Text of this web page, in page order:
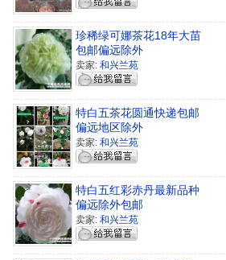
珍稀绿可娜茶花18年大苗
包邮偏远除外
卖家: 和兴兰苑
特白五茶花圆通快递包邮
偏远地区除外
卖家: 和兴兰苑
特白五红彩赤丹最新品种
偏远除外包邮
卖家: 和兴兰苑